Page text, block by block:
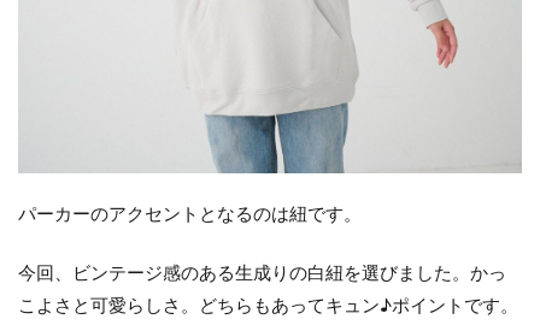
パーカーのアクセントとなるのは紐です。
今回、ビンテージ感のある生成りの白紐を選びました。かっ
こよさと可愛らしさ。どちらもあってキュン♪ポイントです。